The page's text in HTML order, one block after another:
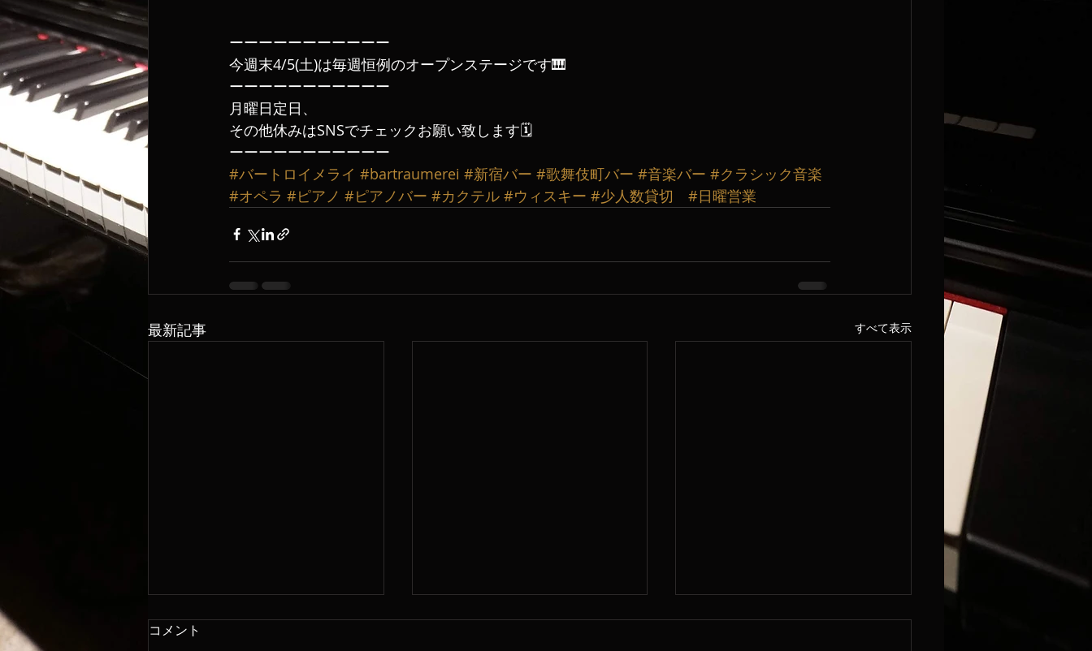
ーーーーーーーーーーー
今週末4/5(土)は毎週恒例のオープンステージです🎹
ーーーーーーーーーーー
月曜日定日、
その他休みはSNSでチェックお願い致します🗓️
ーーーーーーーーーーー
#バートロイメライ #bartraumerei #新宿バー #歌舞伎町バー #音楽バー #クラシック音楽
#オペラ #ピアノ #ピアノバー #カクテル #ウィスキー #少人数貸切 #日曜営業
最新記事 すべて表示
コメント